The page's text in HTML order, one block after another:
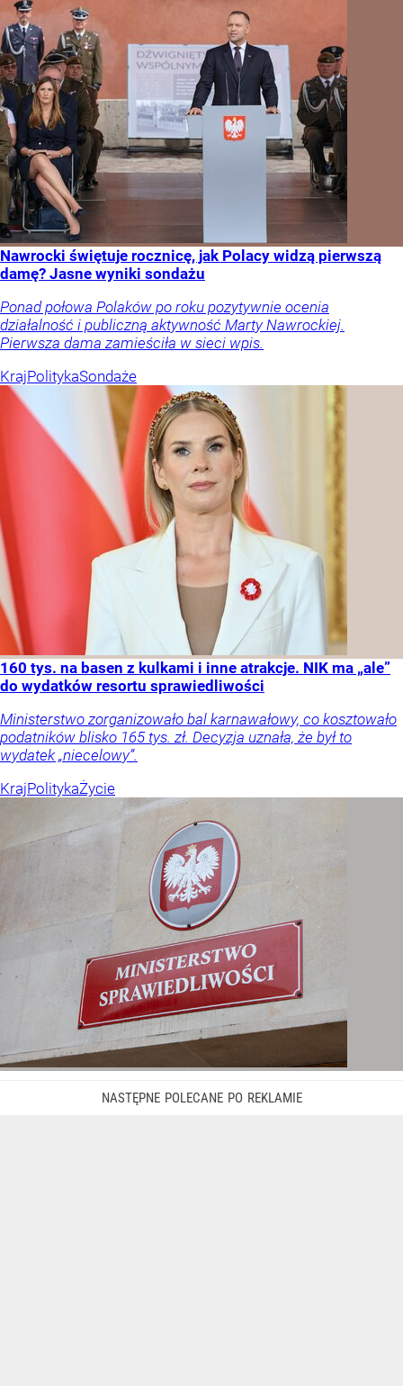
Nawrocki świętuje rocznicę, jak Polacy widzą pierwszą
damę? Jasne wyniki sondażu
Ponad połowa Polaków po roku pozytywnie ocenia
działalność i publiczną aktywność Marty Nawrockiej.
Pierwsza dama zamieściła w sieci wpis.
KrajPolitykaSondaże
160 tys. na basen z kulkami i inne atrakcje. NIK ma „ale”
do wydatków resortu sprawiedliwości
Ministerstwo zorganizowało bal karnawałowy, co kosztowało
podatników blisko 165 tys. zł. Decyzja uznała, że był to
wydatek „niecelowy”.
KrajPolitykaŻycie